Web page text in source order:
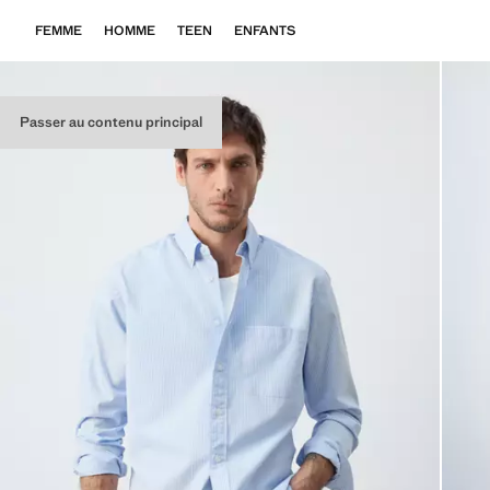
Passer au contenu principal
FEMME HOMME TEEN ENFANTS